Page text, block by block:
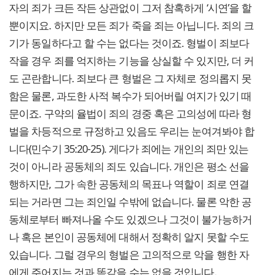
자의 죄가 크든 작든 상관없이 그저 참혹하게 ‘시연’을 할
뿐이지요. 하지만 모든 죄가 죽을 죄는 아닙니다. 죄의 크
기가 동일하다고 할 수는 없다는 것이죠. 형벌이 죄보다
작을 경우 죄를 억지하는 기능을 상실할 수 있지만, 더 커
도 곤란합니다. 죄보다 큰 형벌은 그 자체로 정의롭지 못
함은 물론, 과도한 사적 복수가 되어버릴 여지가 있기 때
문이죠. 구약의 율법이 죄의 경중 혹은 고의성에 따라 형
벌을 차등적으로 규정하고 있음도 우리는 눈여겨봐야 합
니다(민수기 35:20-25). 게다가 죄에는 개인의 죄만 있는
것이 아니라 공동체의 죄도 있습니다. 개인은 평소 선을
행하지만, 그가 속한 공동체의 목표나 역할이 죄로 연결
되는 거라면 그는 죄인일 수밖에 없습니다. 물론 악한 공
동체로부터 빠져나올 수도 있겠으나 그것이 불가능하거
나 혹은 본인이 공동체에 대해서 정확히 알지 못할 수도
있습니다. 그럴 경우의 형벌은 고의적으로 악을 행한 자